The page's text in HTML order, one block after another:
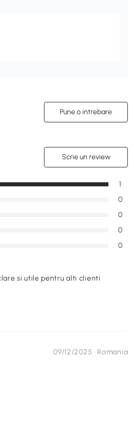
Pune o intrebare
Scrie un review
0
0
0
0
1
si utile pentru alti clienti
09/12/2025 · Romania